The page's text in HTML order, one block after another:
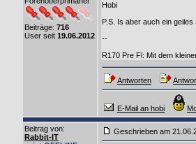
Beiträge: 716
User seit 19.06.2012
Hobi
P.S. Is aber auch ein geiles
--
R170 Pre Fl: Mit dem
Antworten
E-Mail an hobi
Beitrag von:
Rabbit-IT
Geschrieben am